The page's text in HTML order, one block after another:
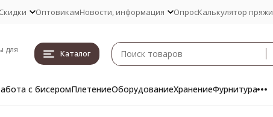
ОптовикамНовости, информация ОпросКалькулятор пряжи
для
Каталог
с бисеромПлетениеОборудованиеХранениеФурнитура